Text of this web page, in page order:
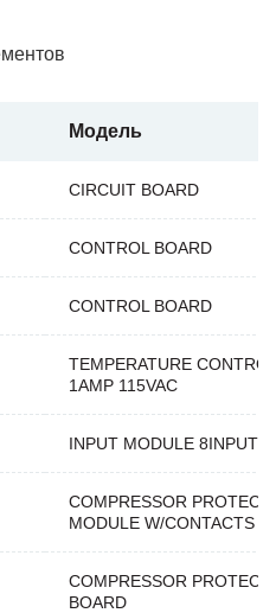
Модель
CIRCUIT BOARD
CONTROL BOARD
CONTROL BOARD
TEMPERATURE
1AMP 115VAC
INPUT MODULE 8INPUT
COMPRESSOR PROTECT
MODULE W/CONTACTS
COMPRESSOR
BOARD